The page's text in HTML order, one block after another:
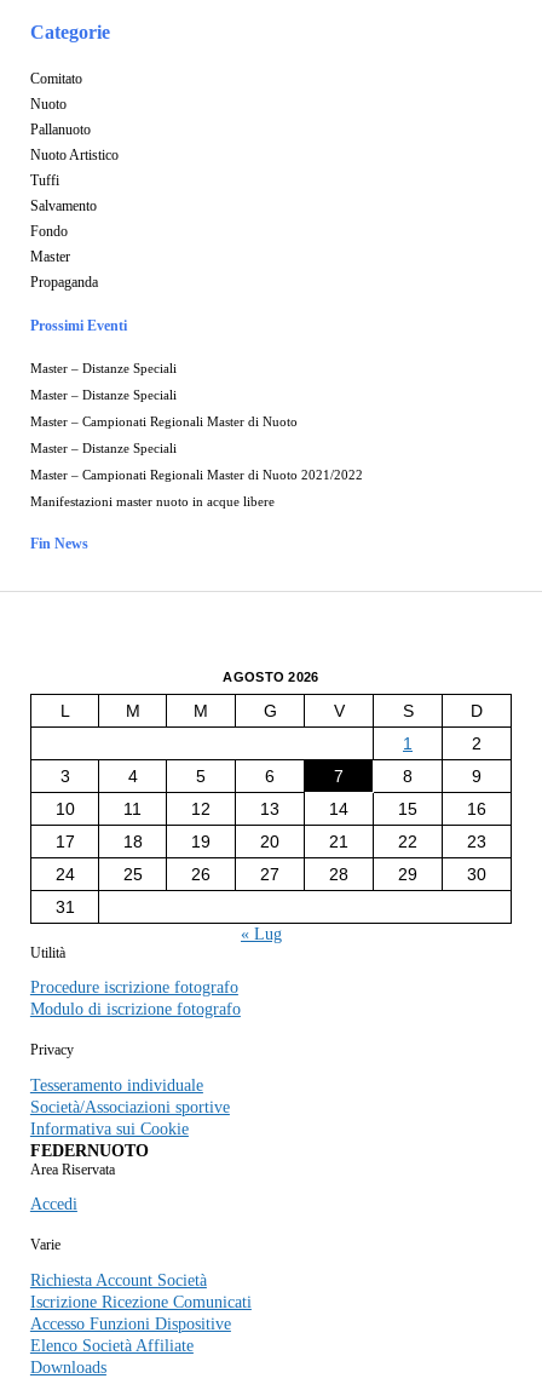
Categorie
Comitato
Nuoto
Pallanuoto
Nuoto Artistico
Tuffi
Salvamento
Fondo
Master
Propaganda
Prossimi Eventi
Master – Distanze Speciali
Master – Distanze Speciali
Master – Campionati Regionali Master di Nuoto
Master – Distanze Speciali
Master – Campionati Regionali Master di Nuoto 2021/2022
Manifestazioni master nuoto in acque libere
Fin News
AGOSTO 2026
L M M G V S
D
1
2
3
4 5 6 7 8
9
10
11 12 13 14 15
16
17
18 19 20 21 22
23
24
25 26 27 28 29
30
31
« Lug
Utilità
Procedure iscrizione fotografo
Modulo di iscrizione fotografo
Privacy
Tesseramento individuale
Società/Associazioni sportive
Informativa sui Cookie
FEDERNUOTO
Area Riservata
Accedi
Varie
Richiesta Account Società
Iscrizione Ricezione Comunicati
Accesso Funzioni Dispositive
Elenco Società Affiliate
Downloads